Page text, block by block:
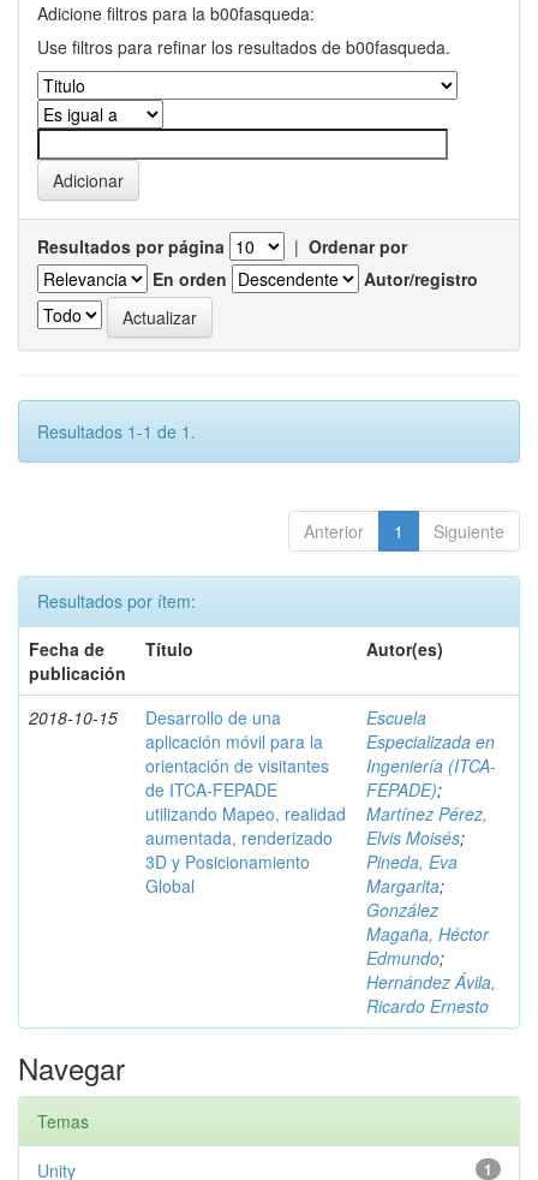
Adicione filtros para la b00fasqueda:
Use filtros para refinar los resultados de b00fasqueda.
Resultados por página | Ordenar por
En orden
Autor/registro
Resultados 1-1 de 1.
Anterior 1 Siguiente
Resultados por ítem:
Fecha de
publicación
Título Autor(es)
2018-10-15
Desarrollo de una
aplicación móvil para la
orientación de visitantes
de ITCA-FEPADE
utilizando Mapeo, realidad
aumentada, renderizado
3D y Posicionamiento
Global
Escuela
Especializada en
Ingeniería (ITCA-
FEPADE);
Martínez Pérez,
Elvis Moisés;
Pineda, Eva
Margarita;
González
Magaña, Héctor
Edmundo;
Hernández Ávila,
Ricardo Ernesto
Navegar
Temas
1
Unity